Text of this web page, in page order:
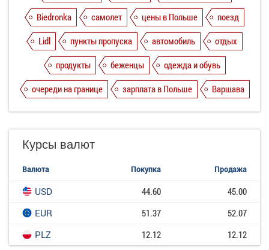
Biedronka
самолет цены в Польше
поезд
Lidl
пункты пропуска автомобиль
отдых
продукты
беженцы
одежда и обувь
очереди на границе
зарплата в Польше Варшава
Курсы валют
Валюта Покупка Продажа
USD 44.60
45.00
EUR
51.37
52.07
PLZ
12.12 12.12